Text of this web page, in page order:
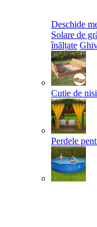
Deschide
Solare de
înălțate
Cutie de
Perdele